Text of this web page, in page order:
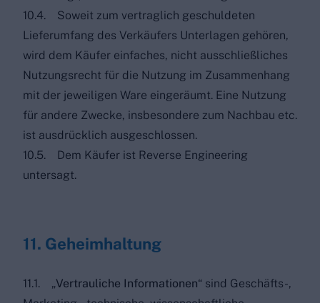
10.4. Soweit zum vertraglich geschuldeten
Lieferumfang des Verkäufers Unterlagen gehören,
wird dem Käufer einfaches, nicht ausschließliches
Nutzungsrecht für die Nutzung im Zusammenhang
mit der jeweiligen Ware eingeräumt. Eine Nutzung
für andere Zwecke, insbesondere zum Nachbau etc.
ist ausdrücklich ausgeschlossen.
10.5. Dem Käufer ist Reverse Engineering
untersagt.
11. Geheimhaltung
11.1. „Vertrauliche Informationen“ sind Geschäfts-,